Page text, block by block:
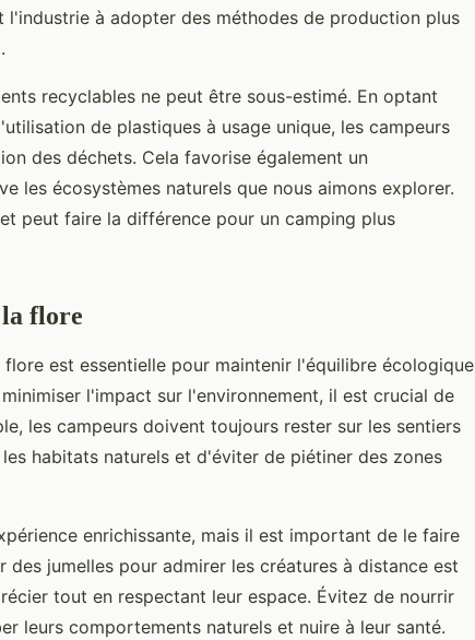
l'industrie à adopter des méthodes de production plus
recyclables ne peut être sous-estimé. En optant
de plastiques à usage unique, les campeurs
des déchets. Cela favorise également un
les écosystèmes naturels que nous aimons explorer.
peut faire la différence pour un camping plus
la flore
flore est essentielle pour maintenir l'équilibre écologique
l'impact sur l'environnement, il est crucial de
les campeurs doivent toujours rester sur les sentiers
habitats naturels et d'éviter de piétiner des zones
enrichissante, mais il est important de le faire
des jumelles pour admirer les créatures à distance est
tout en respectant leur espace. Évitez de nourrir
leurs comportements naturels et nuire à leur santé.